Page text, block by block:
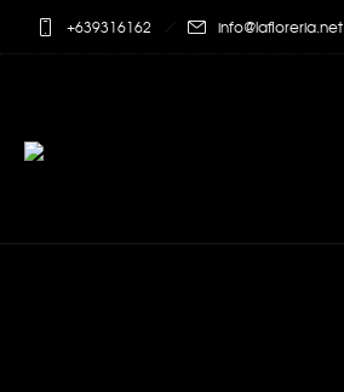
+639316162 info@lafloreria.net